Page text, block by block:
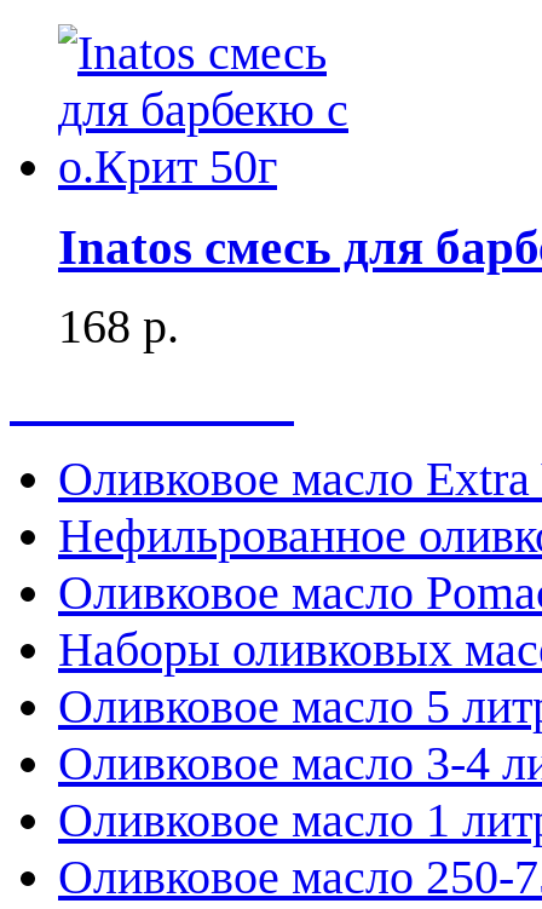
Inatos смесь для
168 р.
Оливковое масло
Нефильрованное
Оливковое масло
Наборы оливковых
Оливковое масло 5
Оливковое масло 3-4
Оливковое масло 1
Оливковое масло 250-